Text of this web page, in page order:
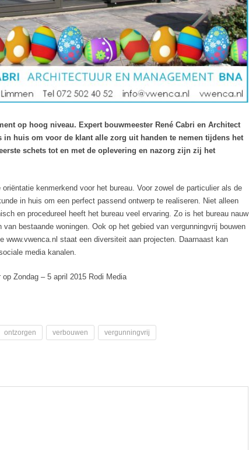
op hoog niveau. Expert bouwmeester René Cabri en Architect
in huis om voor de klant alle zorg uit handen te nemen tijdens het
schets tot en met de oplevering en nazorg zijn zij het
kenmerkend voor het bureau. Voor zowel de particulier als de
in huis om een perfect passend ontwerp te realiseren. Niet alleen
en procedureel heeft het bureau veel ervaring. Zo is het bureau nauw
bestaande woningen. Ook op het gebied van vergunningvrij bouwen
www.vwenca.nl staat een diversiteit aan projecten. Daarnaast kan
media kanalen.
Zondag – 5 april 2015 Rodi Media
ontzorgen verbouwen vergunningvrij